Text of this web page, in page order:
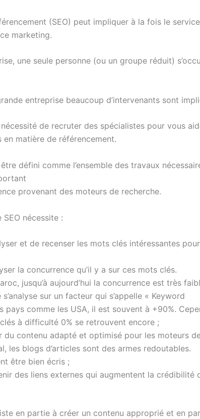
(SEO) peut impliquer à la fois le service
marketing.
une seule personne (ou un groupe réduit)
entreprise beaucoup d’intervenants sont
de recruter des spécialistes pour vous
matière de référencement.
défini comme l’ensemble des travaux
provenant des moteurs de recherche.
nécessite :
et de recenser les mots clés intéressantes
la concurrence qu’il y a sur ces mots clés.
jusqu’à aujourd’hui la concurrence est très
sur un facteur qui s’appelle « Keyword
pays comme les USA, il est souvent à +90%.
à difficulté 0% se retrouvent encore ;
du contenu adapté et optimisé pour les moteurs
les blogs d’articles sont des armes redoutables.
être bien écris ;
des liens externes qui augmentent la crédibilité
en partie à créer un contenu approprié et en